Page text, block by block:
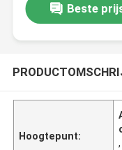
Beste
Hoogtepunt:
,